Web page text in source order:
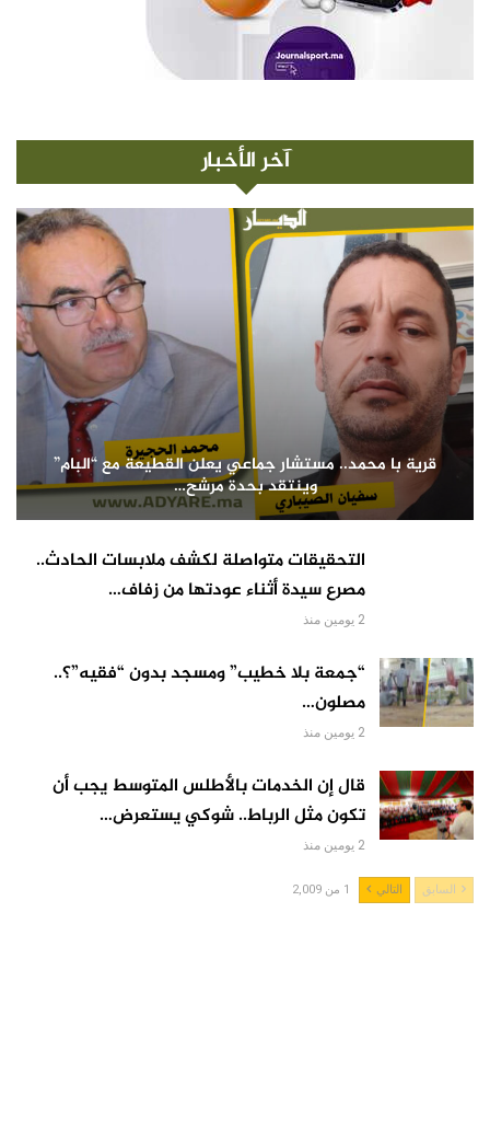
آخر الأخبار
قرية با محمد.. مستشار جماعي يعلن القطيعة مع “البام”
وينتقد بحدة مرشح…
التحقيقات متواصلة لكشف ملابسات الحادث..
مصرع سيدة أثناء عودتها من زفاف…
2 يومين منذ
“جمعة بلا خطيب” ومسجد بدون “فقيه”؟..
مصلون…
2 يومين منذ
قال إن الخدمات بالأطلس المتوسط يجب أن
تكون مثل الرباط.. شوكي يستعرض…
2 يومين منذ
السابق التالي 1 من 2,009